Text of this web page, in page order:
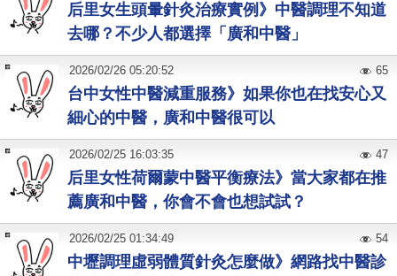
后里女生頭暈針灸治療實例》中醫調理不知道
去哪？不少人都選擇「廣和中醫」
台中女性中醫減重服務》如果你也在找安心又
細心的中醫，廣和中醫很可以
2026/02/26 05:20:52 65
后里女性荷爾蒙中醫平衡療法》當大家都在推
薦廣和中醫，你會不會也想試試？
2026/02/25 16:03:35 47
中壢調理虛弱體質針灸怎麼做》網路找中醫診
2026/02/25 01:34:49 54